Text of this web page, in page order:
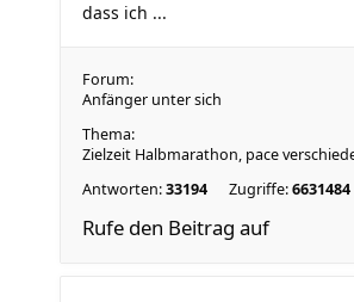
dass ich ...
Forum:
Anfänger unter sich
Thema:
Zielzeit Halbmarathon, pace
Antworten:33194 Zugriffe:6631484
Rufe den Beitrag auf